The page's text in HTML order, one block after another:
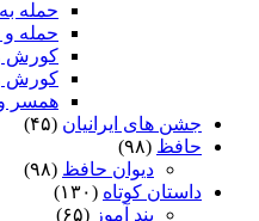
حمله
حمله
کورش
کورش و
همسر
جشن های ایرانیان (۴۵)
حافظ (۹۸)
دیوان حافظ (۹۸)
داستان کوتاه (۱۳۰)
پند آموز (۶۵)